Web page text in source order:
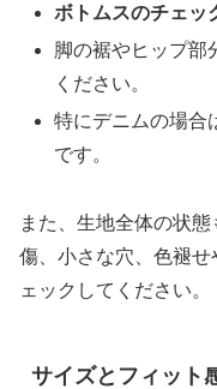
ボトムスのチェッ
脚の裾やヒップ部
ください。
特にデニムの場合
です。
また、生地全体の状
傷、小さな穴、色褪
ェックしてください。
サイズとフィット